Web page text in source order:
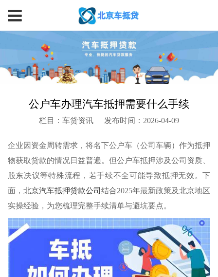
公户车办理汽车抵押需要什么手续
栏目：车贷资讯 发布时间：2026-04-09
企业因资金周转需求，将名下公户车（公司车辆）作为抵押
物获取贷款的情况日益普遍。但公户车抵押涉及公司资质、
股东决议等特殊流程，若手续不全可能导致抵押无效。下
面， 北京汽车抵押贷款公司结合2025年最新政策及北京地区
实操经验，为您梳理完整手续清单与避坑要点。